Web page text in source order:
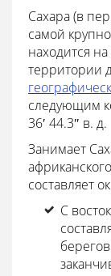
Сахара (в
самой
находится
территории
следующим
36′ 44.3″ в. д.
Занимает
составляет
С